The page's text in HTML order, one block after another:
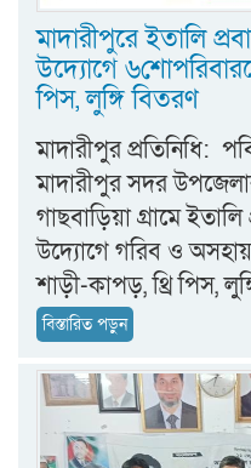
‎মাদারীপুরে ইতালি
উদ্যোগে
পিস, লুঙ্গি বিতরণ
‎মাদারীপুর প্রতিনিধি:
মাদারীপুর সদর
গাছবাড়িয়া গ্রামে ইতালি
উদ্যোগে গরিব ও
শাড়ী-কাপড়, থ্রি পিস,
বিস্তারিত পড়ুন